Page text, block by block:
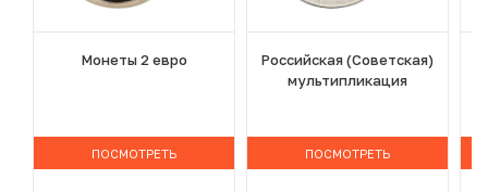
Монеты 2 евро
ПОСМОТРЕТЬ
Российская (Советская)
мультипликация
ПОСМОТРЕТЬ